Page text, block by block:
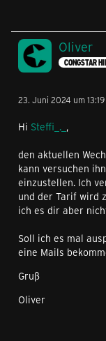
Oliver
CONGSTAR
23. Juni 2024 um 13:19
Hi Steffi_._ ,
den aktuellen
kann versuchen
einzustellen. Ich
und der Tarif wird
ich es dir aber
Soll ich es mal
eine Mails
Gruß
Oliver